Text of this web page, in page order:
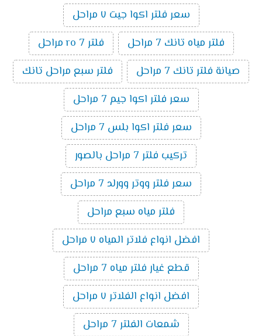
سعر فلتر اكوا جيت ٧ مراحل
فلتر مياه تانك 7 مراحل
فلتر ro 7 مراحل
صيانة فلتر تانك 7 مراحل
فلتر سبع مراحل تانك
سعر فلتر اكوا جيم 7 مراحل
سعر فلتر اكوا بلس 7 مراحل
تركيب فلتر 7 مراحل بالصور
سعر فلتر ووتر وورلد 7 مراحل
فلتر مياه سبع مراحل
افضل انواع فلاتر المياه ٧ مراحل
قطع غيار فلتر مياه 7 مراحل
افضل انواع الفلاتر ٧ مراحل
شمعات الفلتر 7 مراحل